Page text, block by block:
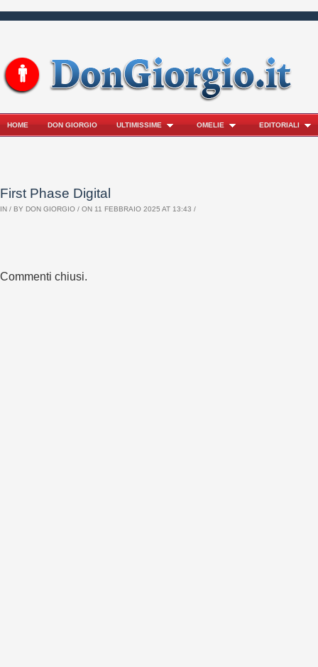
HOME DON GIORGIO ULTIMISSIME OMELIE EDITORIALI
First Phase Digital
IN / BY DON GIORGIO / ON 11 FEBBRAIO 2025 AT 13:43 /
Commenti chiusi.